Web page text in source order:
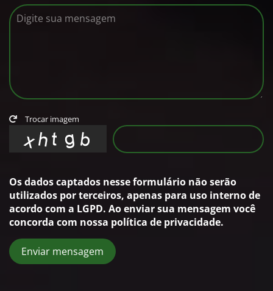
Trocar imagem
Os dados captados nesse formulário não serão
utilizados por terceiros, apenas para uso interno de
acordo com a LGPD. Ao enviar sua mensagem você
concorda com nossa política de privacidade.
Enviar mensagem